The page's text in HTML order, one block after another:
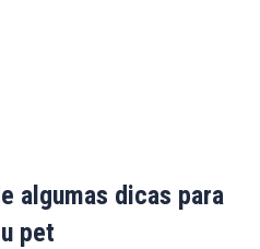
algumas dicas para
pet